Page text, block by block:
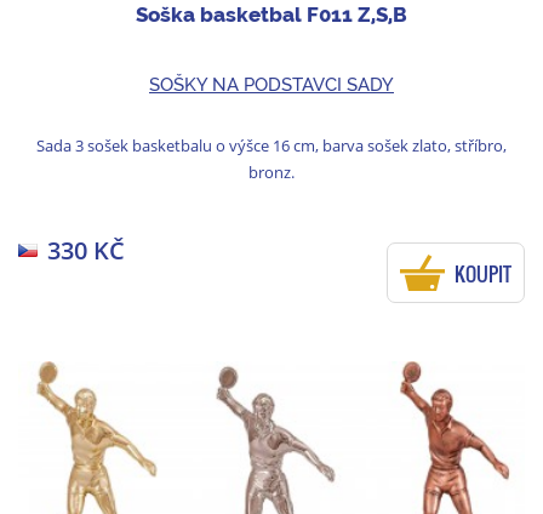
Soška basketbal F011 Z,S,B
SOŠKY NA PODSTAVCI SADY
Sada 3 sošek basketbalu o výšce 16 cm, barva sošek zlato, stříbro,
bronz.
330 KČ
KOUPIT